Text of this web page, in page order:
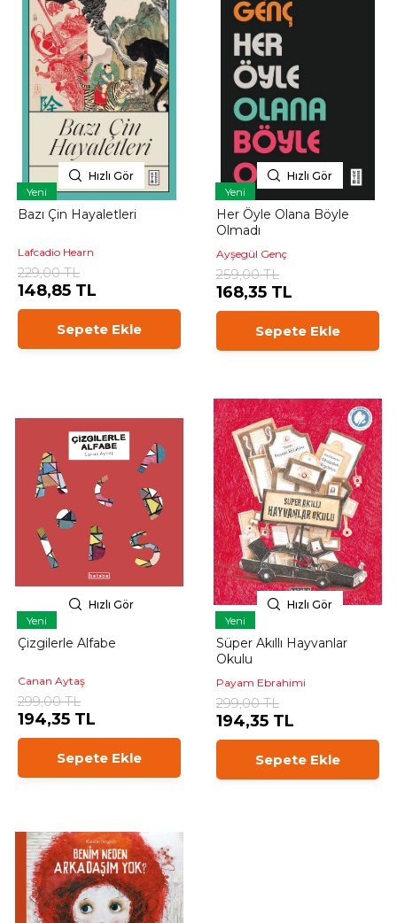
Hızlı Gör
Yeni
Bazı Çin Hayaletleri
Lafcadio Hearn
229,00 TL
148,85 TL
Sepete Ekle
Hızlı Gör
Yeni
Her Öyle Olana Böyle
Olmadı
Ayşegül Genç
259,00 TL
168,35 TL
Sepete Ekle
Hızlı Gör
Yeni
Çizgilerle Alfabe
Canan Aytaş
299,00 TL
194,35 TL
Sepete Ekle
Hızlı Gör
Yeni
Süper Akıllı Hayvanlar
Okulu
Payam Ebrahimi
299,00 TL
194,35 TL
Sepete Ekle